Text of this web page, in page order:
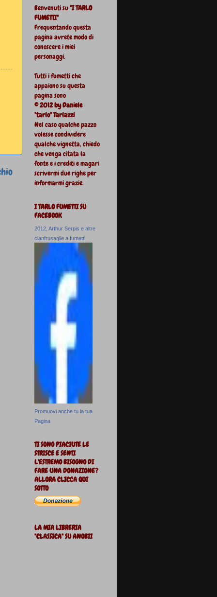
Benvenuti su"I TARLO
FUMETTI"
Frequentando questa
pagina avrete modo di
conoscere i miei
personaggi.
Tutti i fumetti che
appaiono su questa
pagina sono
© 2012 by Daniele
"tarlo" Tarlazzi
Nel caso qualche pazzo
volesse condividere
qualche vignetta, chiedo
che venga citata la
fonte e i crediti e magari
scrivermi due righe per
informarmi grazie.
I TARLO FUMETTI SU
FACEBOOK
2012, Arthur Serpis e altre
cianfrusaglie a fumetti
Promuovi anche tu la tua
Pagina
TI SONO PIACIUTE LE
STRISCE E SENTI
L'ESTREMO BISOGNO DI
FARE UNA DONAZIONE?
ALLORA CLICCA QUI
SOTTO
LA MIA LIBRERIA
"CLASSICA" SU ANOBII